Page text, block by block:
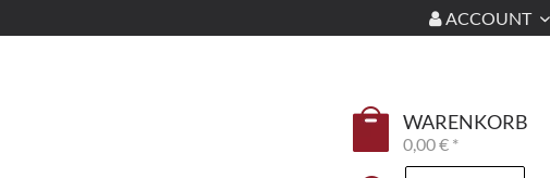
ACCOUNT
WARENKORB
0,00 € *